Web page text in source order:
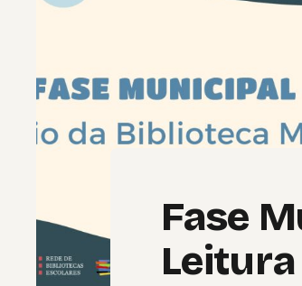
Fase
Leitura